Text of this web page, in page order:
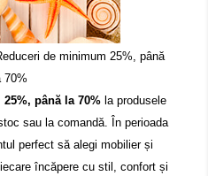
de minimum 25%, până
70%
până la 70% la produsele
sau la comandă. În perioada
perfect să alegi mobilier și
încăpere cu stil, confort și